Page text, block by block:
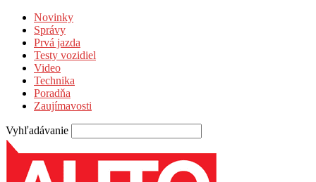
Novinky
Správy
Prvá jazda
Testy vozidiel
Video
Technika
Poradňa
Zaujímavosti
Vyhľadávanie